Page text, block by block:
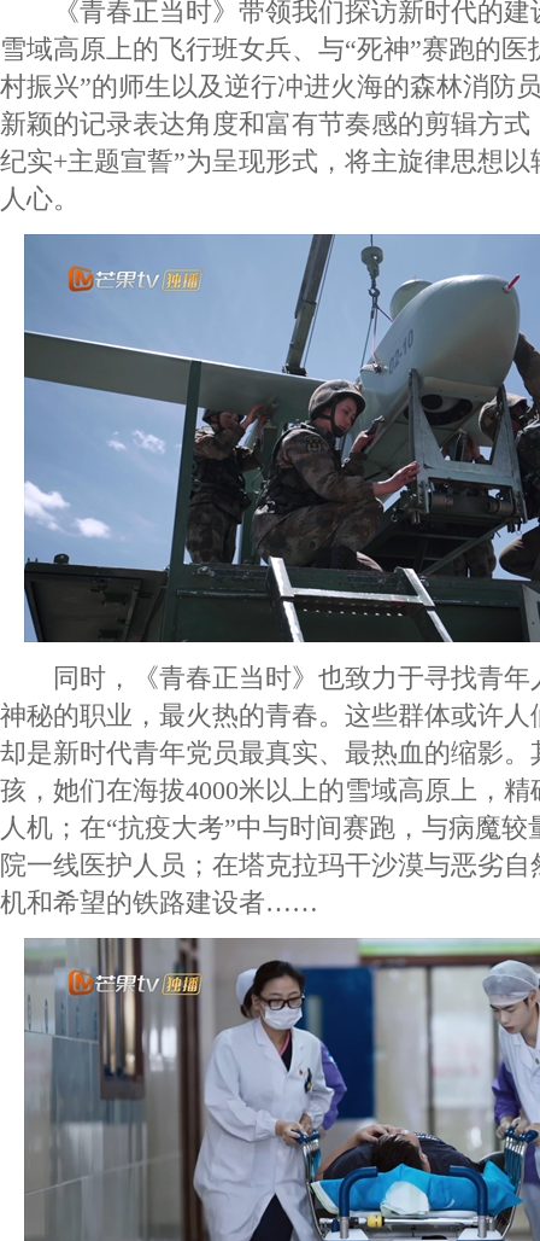
《青春正当时》带领我们探访新时代的建
雪域高原上的飞行班女兵、与“死神”赛跑的医
村振兴”的师生以及逆行冲进火海的森林消防
新颖的记录表达角度和富有节奏感的剪辑方式
纪实+主题宣誓”为呈现形式，将主旋律思想
人心。
同时，《青春正当时》也致力于寻找⻘年
神秘的职业，最⽕热的⻘春。这些群体或许
却是新时代青年党员最真实、最热血的缩影
孩，她们在海拔4000米以上的雪域高原上，
人机；在“抗疫大考”中与时间赛跑，与病魔
院一线医护人员；在塔克拉玛干沙漠与恶劣
机和希望的铁路建设者……